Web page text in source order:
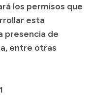
los permisos que
esta
presencia de
entre otras